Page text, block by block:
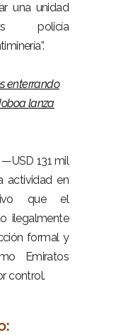
una unidad
policía
enterrando
lanza
131 mil
actividad en
que el
ilegalmente
formal y
Emiratos
control.